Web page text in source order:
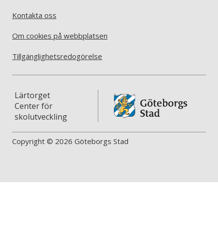
Kontakta oss
Om cookies på webbplatsen
Tillgänglighetsredogörelse
Lärtorget
Center för
skolutveckling
Copyright © 2026 Göteborgs Stad